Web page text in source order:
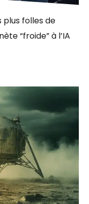
plus folles de
“froide” à l’IA